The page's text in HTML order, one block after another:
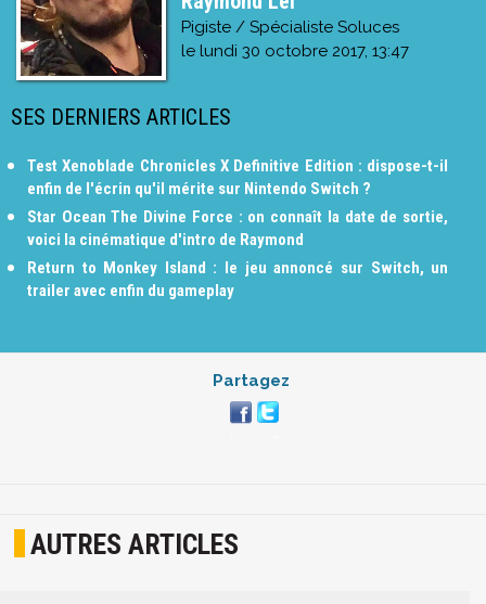
Pigiste / Spécialiste Soluces
le lundi 30 octobre 2017, 13:47
SES DERNIERS ARTICLES
Test Xenoblade Chronicles X Definitive Edition : dispose-t-il
enfin de l'écrin qu'il mérite sur Nintendo Switch ?
Star Ocean The Divine Force : on connaît la date de sortie,
voici la cinématique d'intro de Raymond
Return to Monkey Island : le jeu annoncé sur Switch, un
trailer avec enfin du gameplay
Partagez
AUTRES ARTICLES